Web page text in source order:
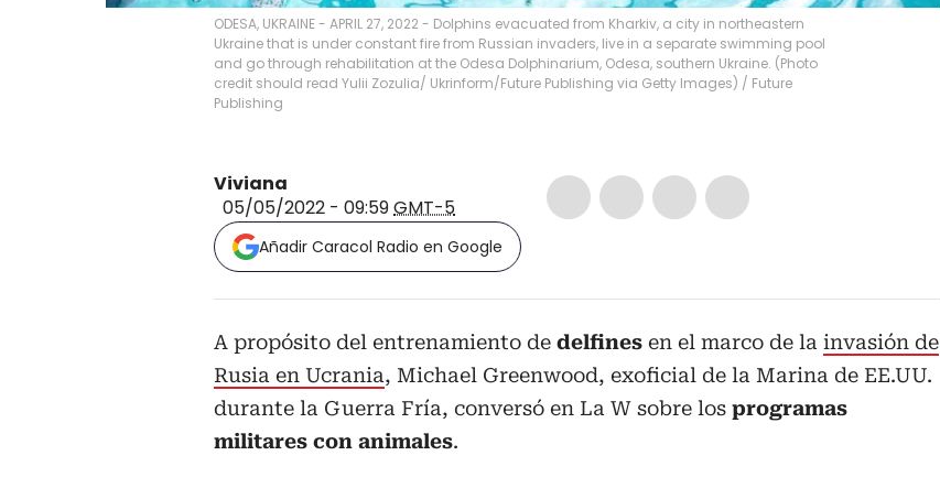
ODESA, UKRAINE - APRIL 27, 2022 - Dolphins evacuated from Kharkiv, a city in northeastern
Ukraine that is under constant fire from Russian invaders, live in a separate swimming pool
and go through rehabilitation at the Odesa Dolphinarium, Odesa, southern Ukraine. (Photo
credit should read Yulii Zozulia/ Ukrinform/Future Publishing via Getty Images) / Future
Publishing
Viviana
05/05/2022 - 09:59GMT-5
Añadir Caracol Radio en Google
A propósito del entrenamiento de delfines en el marco de la invasión de
Rusia en Ucrania, Michael Greenwood, exoficial de la Marina de EE.UU.
durante la Guerra Fría, conversó en La W sobre los programas
militares con animales.